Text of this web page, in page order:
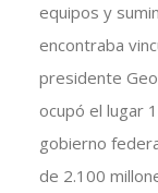
equipos y
encontraba
presidente
ocupó el lugar
gobierno
de 2.100